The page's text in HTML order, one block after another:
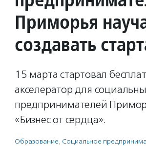
Приморья
создавать
15 марта стартовал
акселератор для
предпринимателей
«Бизнес от сердца».
Образование, Социальное